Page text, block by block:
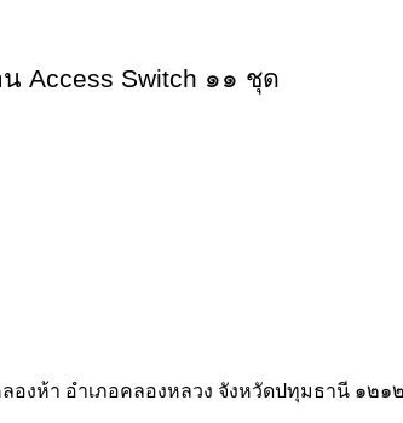
Access Switch ๑๑ ชุด
งห้า อำเภอคลองหลวง จังหวัดปทุมธานี ๑๒